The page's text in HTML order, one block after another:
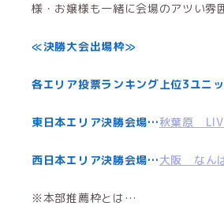
様・お嬢様も一緒に会場のアツい雰
≪決勝大会出場枠≫
各エリア投票ランキング上位3ユニ
東日本エリア決勝会場…秋葉原
西日本エリア決勝会場…大阪 なん
※本部推薦枠とは…